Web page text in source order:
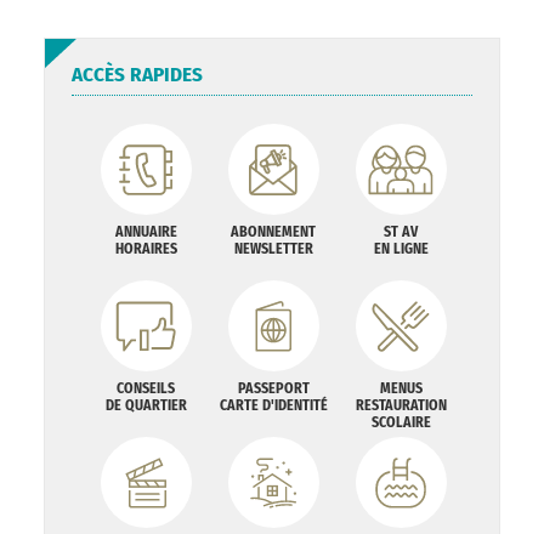
ACCÈS RAPIDES
ANNUAIRE
HORAIRES
ABONNEMENT
NEWSLETTER
ST AV
EN LIGNE
CONSEILS
DE QUARTIER
PASSEPORT
CARTE D'IDENTITÉ
MENUS
RESTAURATION
SCOLAIRE